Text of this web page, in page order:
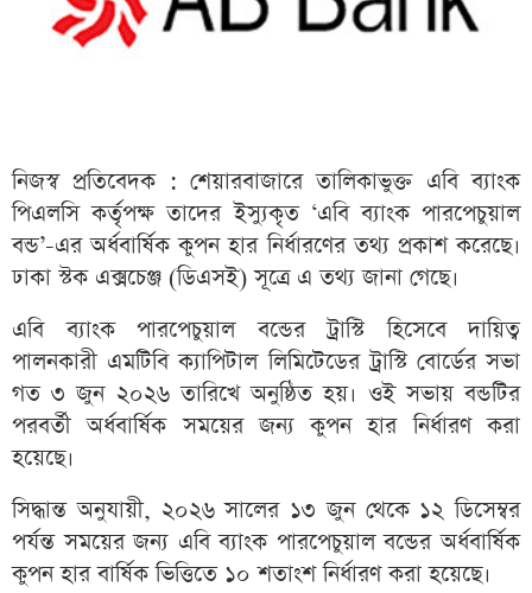
নিজস্ব প্রতিবেদক : শেয়ারবাজারে তালিকাভুক্ত এবি ব্যাংক
পিএলসি কর্তৃপক্ষ তাদের ইস্যুকৃত ‘এবি ব্যাংক পারপেচুয়াল
বন্ড’-এর অর্ধবার্ষিক কুপন হার নির্ধারণের তথ্য প্রকাশ করেছে।
ঢাকা স্টক এক্সচেঞ্জ (ডিএসই) সূত্রে এ তথ্য জানা গেছে।
এবি ব্যাংক পারপেচুয়াল বন্ডের ট্রাস্টি হিসেবে দায়িত্ব
পালনকারী এমটিবি ক্যাপিটাল লিমিটেডের ট্রাস্টি বোর্ডের সভা
গত ৩ জুন ২০২৬ তারিখে অনুষ্ঠিত হয়। ওই সভায় বন্ডটির
পরবর্তী অর্ধবার্ষিক সময়ের জন্য কুপন হার নির্ধারণ করা
হয়েছে।
সিদ্ধান্ত অনুযায়ী, ২০২৬ সালের ১৩ জুন থেকে ১২ ডিসেম্বর
পর্যন্ত সময়ের জন্য এবি ব্যাংক পারপেচুয়াল বন্ডের অর্ধবার্ষিক
কুপন হার বার্ষিক ভিত্তিতে ১০ শতাংশ নির্ধারণ করা হয়েছে।